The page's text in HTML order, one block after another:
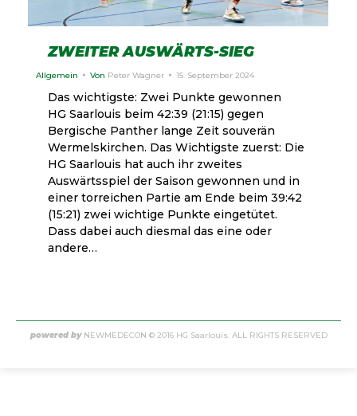
ZWEITER AUSWÄRTS-SIEG
Allgemein Von Peter Wagner 15. September 2024
Das wichtigste: Zwei Punkte gewonnen
HG Saarlouis beim 42:39 (21:15) gegen
Bergische Panther lange Zeit souverän
Wermelskirchen. Das Wichtigste zuerst: Die
HG Saarlouis hat auch ihr zweites
Auswärtsspiel der Saison gewonnen und in
einer torreichen Partie am Ende beim 39:42
(15:21) zwei wichtige Punkte eingetütet.
Dass dabei auch diesmal das eine oder
andere…
powered by NEWMEDECON © 2016 HG Saarlouis. ALL RIGHTS RESERVED